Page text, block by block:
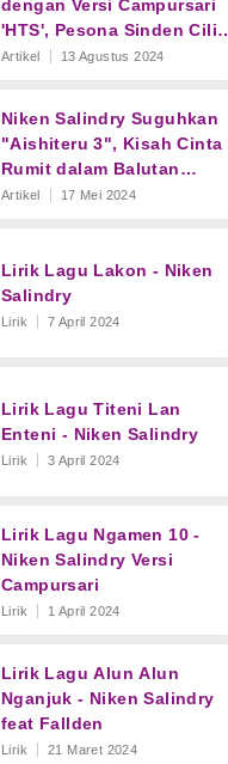
dengan Versi Campursari
'HTS', Pesona Sinden Cilik
Bersuara Emas
Artikel 13 Agustus 2024
Niken Salindry Suguhkan
"Aishiteru 3", Kisah Cinta
Rumit dalam Balutan
Melodi Jawa
Artikel 17 Mei 2024
Lirik Lagu Lakon - Niken
Salindry
Lirik 7 April 2024
Lirik Lagu Titeni Lan
Enteni - Niken Salindry
Lirik 3 April 2024
Lirik Lagu Ngamen 10 -
Niken Salindry Versi
Campursari
Lirik 1 April 2024
Lirik Lagu Alun Alun
Nganjuk - Niken Salindry
feat Fallden
Lirik 21 Maret 2024